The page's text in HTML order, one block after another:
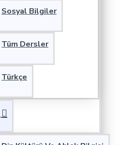
Sosyal Bilgiler
Tüm Dersler
Türkçe